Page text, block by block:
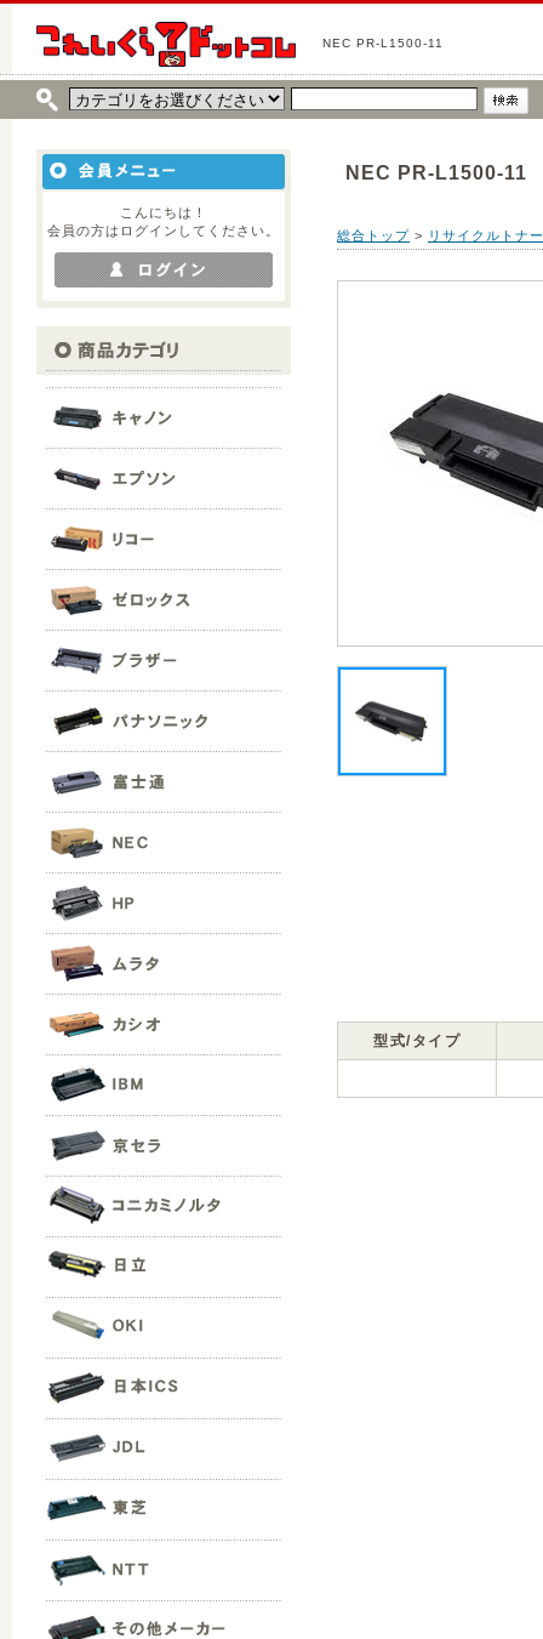
NEC PR-L1500-11
こんにちは！
会員の方はログインしてください。
NEC PR-L1500-11
総合トップ > リサイクルトナ
型式/タイプ